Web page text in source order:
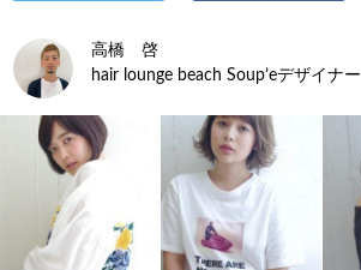
高橋 啓
hair lounge beach Soup’eデザイナー